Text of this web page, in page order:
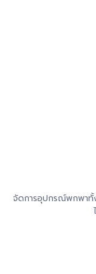
จัดการอุปกรณ์พกพาทั้